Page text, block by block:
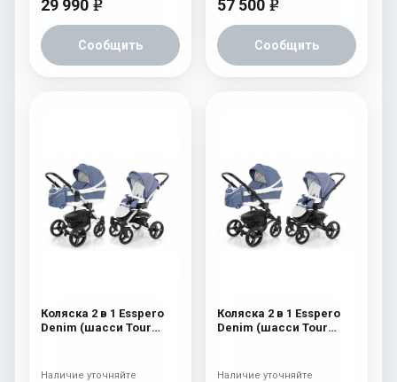
29 990 e
Сообщить
57 500 e
Сообщить
Коляска 2 в 1 Esspero
Denim (шасси Tour
Наличие уточняйте
Коляска 2 в 1 Esspero
Denim (шасси Tour
Наличие уточняйте